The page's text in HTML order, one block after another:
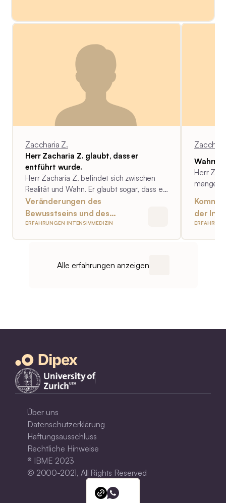
merkt jedoch an, dass seine
Entlassung aus dem Krankenhaus
besser hätte begleitet werden können.
Zaccharia Z.
Herr Zacharia Z. glaubt, dass er
entführt wurde.
Herr Zacharia Z. befindet sich zwischen
Realität und Wahn. Er glaubt sogar, dass er
entführt wurde.
Veränderungen des
Bewusstseins und des
Gedächtnis
ERFAHRUNGEN INTENSIVMEDIZIN
Herr
der
Alle erfahrungen anzeigen
Über uns
Datenschutzerklärung
Haftungsausschluss
Rechtliche Hinweise
® IBME 2023
© 2000-2021, All Rights Reserved